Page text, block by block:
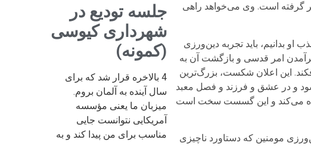
بر گرفته است. وی می‌خواهد راهی
بدانیم، باید تجربه دین‌ورزی
امر قدسی و بازگشت آن به
این اعلان شکست، بزرگ‌ترین
و در عشق و فرزند و فصل معبد
می‌کند و این گسست سخت است
مومنین که دستاورد ناچیزی
جلسه تودیع در
شهرداری کیوسی
(کمونه)
4 بالاخره قرار شد که برای
سال آینده به آلمان بروم.
میزبان ما یعنی مؤسسه
آمریکایی نتوانست جایی
مناسب برای من پیدا کند و به